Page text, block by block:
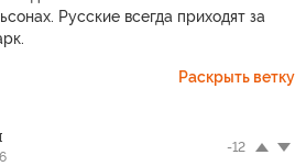
Русские всегда приходят за
Раскрыть ветку
-12